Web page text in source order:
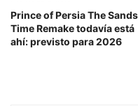
Prince of Persia The
Time Remake todavía está
ahí: previsto para 2026